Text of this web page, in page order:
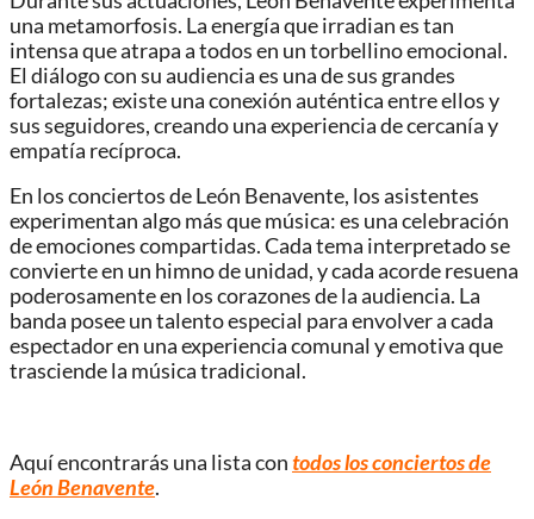
una metamorfosis. La energía que irradian es tan
intensa que atrapa a todos en un torbellino emocional.
El diálogo con su audiencia es una de sus grandes
fortalezas; existe una conexión auténtica entre ellos y
sus seguidores, creando una experiencia de cercanía y
empatía recíproca.
En los conciertos de León Benavente, los asistentes
experimentan algo más que música: es una celebración
de emociones compartidas. Cada tema interpretado se
convierte en un himno de unidad, y cada acorde resuena
poderosamente en los corazones de la audiencia. La
banda posee un talento especial para envolver a cada
espectador en una experiencia comunal y emotiva que
trasciende la música tradicional.
Aquí encontrarás una lista contodos los conciertos de
León Benavente.